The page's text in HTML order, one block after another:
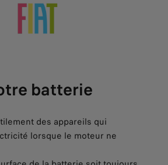
batterie
des appareils qui
lorsque le moteur ne